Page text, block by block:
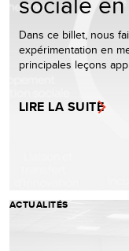
Dans ce billet, nous
expérimentation en
principales leçons
LIRE LA SUITE
ACTUALITÉS